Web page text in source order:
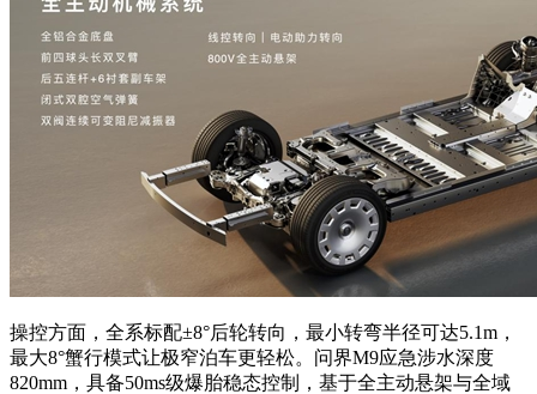
操控方面，全系标配±8°后轮转向，最小转弯半径可达5.1m，
最大8°蟹行模式让极窄泊车更轻松。问界M9应急涉水深度
820mm，具备50ms级爆胎稳态控制，基于全主动悬架与全域